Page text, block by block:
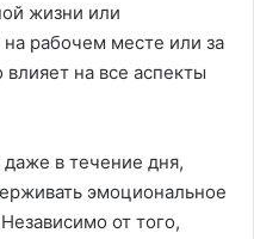
жизни или
на рабочем месте или за
на все аспекты
в течение дня,
эмоциональное
от того,